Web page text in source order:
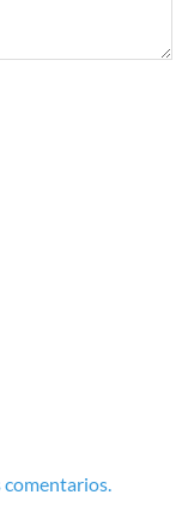
comentarios.